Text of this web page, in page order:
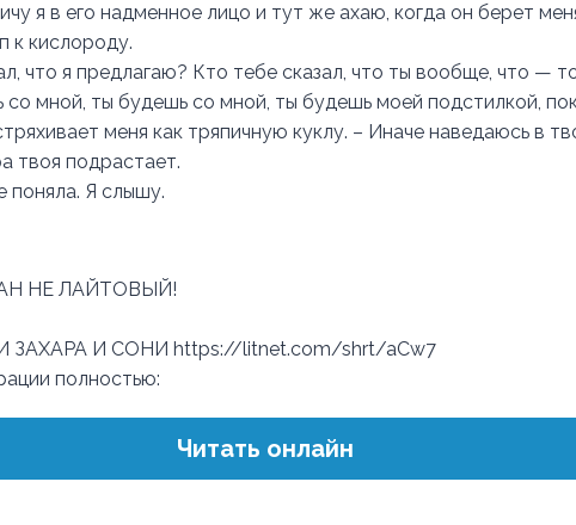
я в его надменное лицо и тут же ахаю, когда он берет
к кислороду.
что я предлагаю? Кто тебе сказал, что ты вообще, что —
мной, ты будешь со мной, ты будешь моей подстилкой,
меня как тряпичную куклу. – Иначе наведаюсь в
твоя подрастает.
поняла. Я слышу.
НЕ ЛАЙТОВЫЙ!
И СОНИ https://litnet.com/shrt/aCw7
полностью:
Читать онлайн